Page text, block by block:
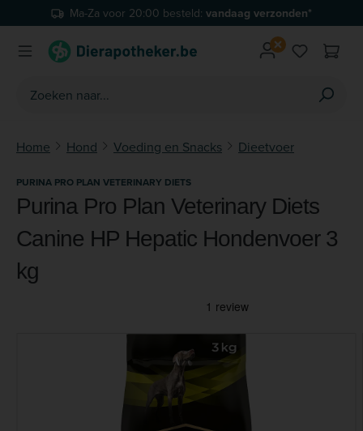
Ga naar de hoofdinhoudMa-Za voor 20:00 besteld: vandaag verzonden*
Je hebt
Home Hond Voeding en Snacks Dieetvoer
PURINA PRO PLAN VETERINARY DIETS
Purina Pro Plan Veterinary Diets
Canine HP Hepatic Hondenvoer 3
kg